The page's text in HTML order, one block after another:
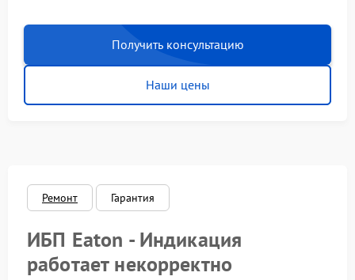
Получить консультацию
Наши цены
Ремонт Гарантия
ИБП Eaton - Индикация
работает некорректно